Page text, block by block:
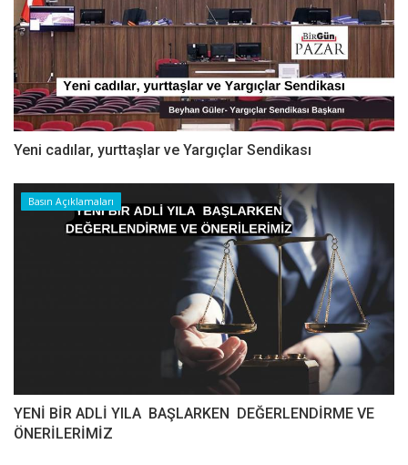
Yeni cadılar, yurttaşlar ve Yargıçlar Sendikası
Basın Açıklamaları
YENİ BİR ADLİ YILA BAŞLARKEN DEĞERLENDİRME VE
ÖNERİLERİMİZ